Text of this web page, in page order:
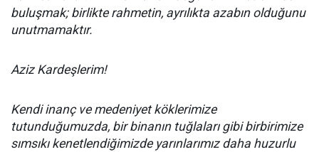
buluşmak; birlikte rahmetin, ayrılıkta azabın olduğunu
unutmamaktır.
Aziz Kardeşlerim!
Kendi inanç ve medeniyet köklerimize
tutunduğumuzda, bir binanın tuğlaları gibi birbirimize
sımsıkı kenetlendiğimizde yarınlarımız daha huzurlu